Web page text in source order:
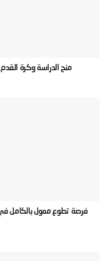
‫منح الدراسة وكرة القدم NAIA الممولة بالكامل أمريكا 2026‬
‫فرصة تطوع ممول بالكامل